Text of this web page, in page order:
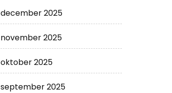
december 2025
november 2025
oktober 2025
september 2025